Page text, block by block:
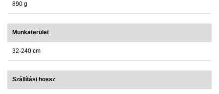
890 g
Munkaterület
32-240 cm
Szállítási hossz